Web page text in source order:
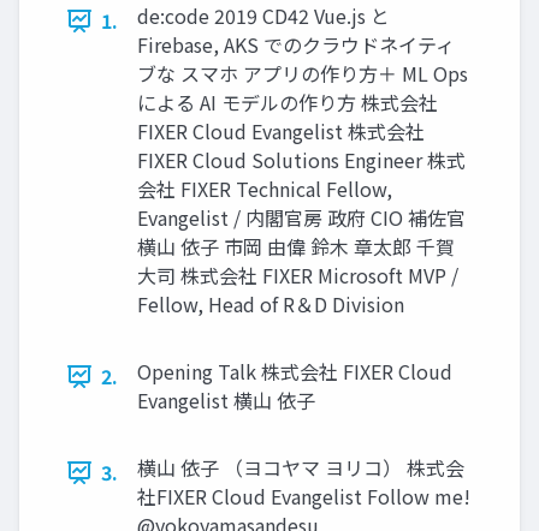
1.
de:code 2019 CD42 Vue.js と
Firebase, AKS でのクラウドネイティ
ブな スマホ アプリの作り⽅＋ ML Ops
による AI モデルの作り⽅ 株式会社
FIXER Cloud Evangelist 株式会社
FIXER Cloud Solutions Engineer 株式
会社 FIXER Technical Fellow,
Evangelist / 内閣官房 政府 CIO 補佐官
横⼭ 依⼦ 市岡 由偉 鈴⽊ 章太郎 千賀
⼤司 株式会社 FIXER Microsoft MVP /
Fellow, Head of R＆D Division
2.
Opening Talk 株式会社 FIXER Cloud
Evangelist 横⼭ 依⼦
3.
横⼭ 依⼦ （ヨコヤマ ヨリコ） 株式会
社FIXER Cloud Evangelist Follow me!